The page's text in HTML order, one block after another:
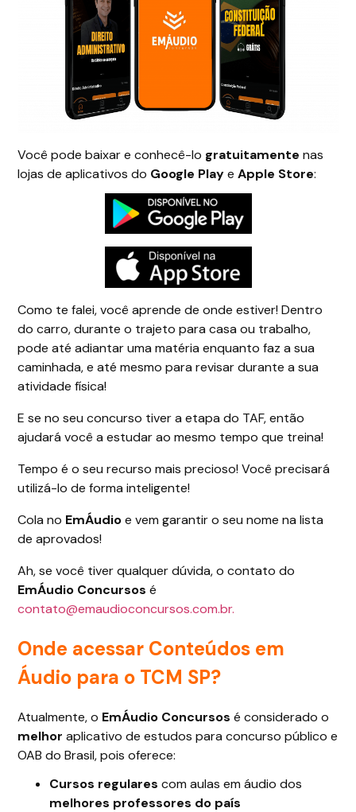
Você pode baixar e conhecê-lo gratuitamente nas
lojas de aplicativos do Google PlayeApple Store:
Como te falei, você aprende de onde estiver! Dentro
do carro, durante o trajeto para casa ou trabalho,
pode até adiantar uma matéria enquanto faz a sua
caminhada, e até mesmo para revisar durante a sua
atividade física!
E se no seu concurso tiver a etapa do TAF, então
ajudará você a estudar ao mesmo tempo que treina!
Tempo é o seu recurso mais precioso! Você precisará
utilizá-lo de forma inteligente!
Cola no EmÁudioe vem garantir o seu nome na lista
de aprovados!
Ah, se você tiver qualquer dúvida, o contato do
EmÁudio Concursos é
contato@emaudioconcursos.com.br.
Onde acessar Conteúdos em
Áudio para o TCM SP?
Atualmente, o EmÁudio Concursos é considerado o
melhor aplicativo de estudos para concurso público e
OAB do Brasil, pois oferece:
Cursos regulares com aulas em áudio dos
melhores professores do país